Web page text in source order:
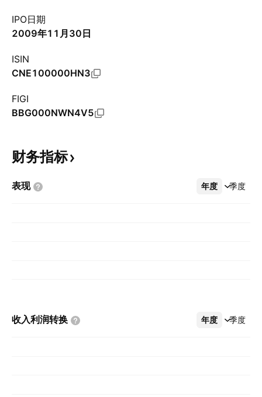
IPO日期
2009年11月30日
ISIN
CNE100000HN3
FIGI
BBG000NWN4V5
财务指标
表现 年度 季度
更多
收入利润转换 年度 季度
更多